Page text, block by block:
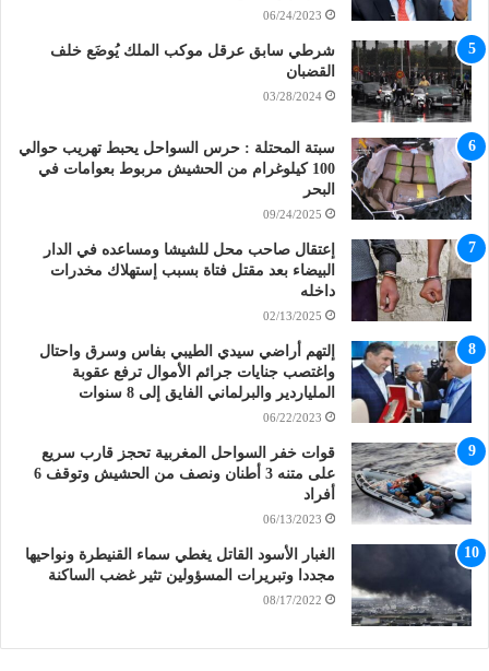
06/24/2023
شرطي سابق عرقل موكب الملك يُوضَع خلف
القضبان
03/28/2024
سبتة المحتلة : حرس السواحل يحبط تهريب حوالي
100 كيلوغرام من الحشيش مربوط بعوامات في
البحر
09/24/2025
إعتقال صاحب محل للشيشا ومساعده في الدار
البيضاء بعد مقتل فتاة بسبب إستهلاك مخدرات
داخله
02/13/2025
إلتهم أراضي سيدي الطيبي بفاس وسرق واحتال
واغتصب جنايات جرائم الأموال ترفع عقوبة
الملياردير والبرلماني الفايق إلى 8 سنوات
06/22/2023
قوات خفر السواحل المغربية تحجز قارب سريع
على متنه 3 أطنان ونصف من الحشيش وتوقف 6
أفراد
06/13/2023
الغبار الأسود القاتل يغطي سماء القنيطرة ونواحيها
مجددا وتبريرات المسؤولين تثير غضب الساكنة
08/17/2022